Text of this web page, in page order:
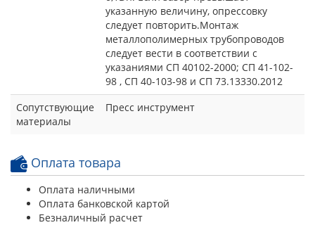
указанную величину, опрессовку
следует повторить.Монтаж
металлополимерных трубопроводов
следует вести в соответствии с
указаниями СП 40102-2000; СП 41-102-
98 , СП 40-103-98 и СП 73.13330.2012
Сопутствующие
материалы
Пресс инструмент
Оплата товара
Оплата наличными
Оплата банковской картой
Безналичный расчет